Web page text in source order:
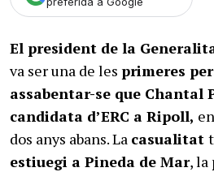
El president de la
va ser una de les primeres
assabentar-se que Chantal
candidata d’ERC a Ripoll,
dos anys abans. La casualitat
estiuegi a Pineda de Mar, la